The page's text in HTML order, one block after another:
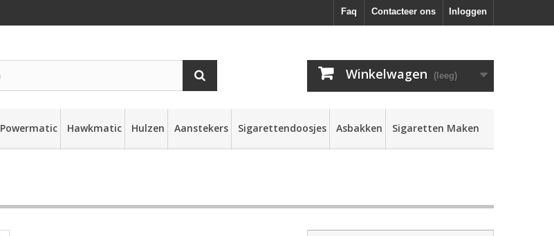
Inloggen
Contacteer ons
Faq
Winkelwagen (leeg)
Powermatic Hawkmatic Hulzen Aanstekers Sigarettendoosjes Asbakken Sigaretten Maken